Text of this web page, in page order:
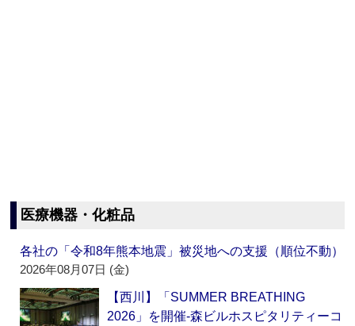
医療機器・化粧品
各社の「令和8年熊本地震」被災地への支援（順位不動）
2026年08月07日 (金)
【西川】「SUMMER BREATHING
2026」を開催‐森ビルホスピタリティーコ